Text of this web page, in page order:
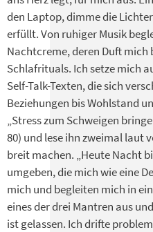
den Laptop, dimme die
erfüllt. Von ruhiger Musik
Nachtcreme, deren Duft mich
Schlafrituals. Ich setze mich
Self-Talk-Texten, die sich
Beziehungen bis Wohlstand
„Stress zum Schweigen
80) und lese ihn zweimal laut
breit machen. „Heute Nacht
umgeben, die mich wie eine
mich und begleiten mich in
eines der drei Mantren aus
ist gelassen. Ich drifte